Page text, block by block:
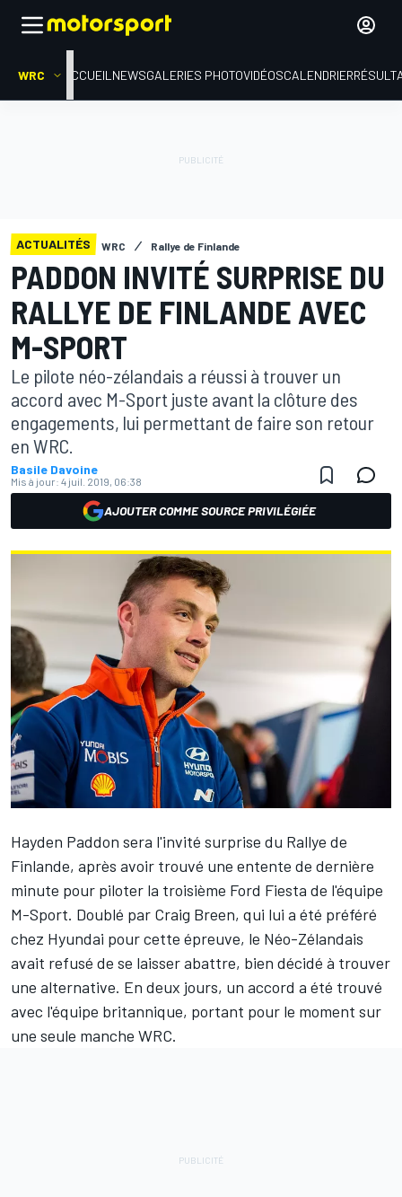
WRC ACCUEIL NEWSGALERIES PHOTOVIDÉOSCALENDRIER
ACTUALITÉS WRC Rallye de Finlande
PADDON INVITÉ SURPRISE DU
RALLYE DE FINLANDE AVEC
M-SPORT
Le pilote néo-zélandais a réussi à trouver un
accord avec M-Sport juste avant la clôture des
engagements, lui permettant de faire son retour
en WRC.
Basile Davoine
Mis à jour: 4 juil. 2019, 06:38
AJOUTER COMME SOURCE PRIVILÉGIÉE
Hayden Paddon sera l'invité surprise du Rallye de
Finlande, après avoir trouvé une entente de dernière
minute pour piloter la troisième Ford Fiesta de l'équipe
M-Sport. Doublé par Craig Breen, qui lui a été préféré
chez Hyundai pour cette épreuve, le Néo-Zélandais
avait refusé de se laisser abattre, bien décidé à trouver
une alternative. En deux jours, un accord a été trouvé
avec l'équipe britannique, portant pour le moment sur
une seule manche WRC.